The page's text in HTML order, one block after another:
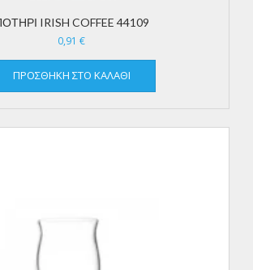
IRISH COFFEE 44109
0,91 €
ΠΡΟΣΘΉΚΗ ΣΤΟ ΚΑΛΆΘΙ